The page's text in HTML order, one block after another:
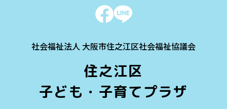
社会福祉法人 大阪市住之江区社会福祉協議会
住之江区
子ども・子育てプラザ